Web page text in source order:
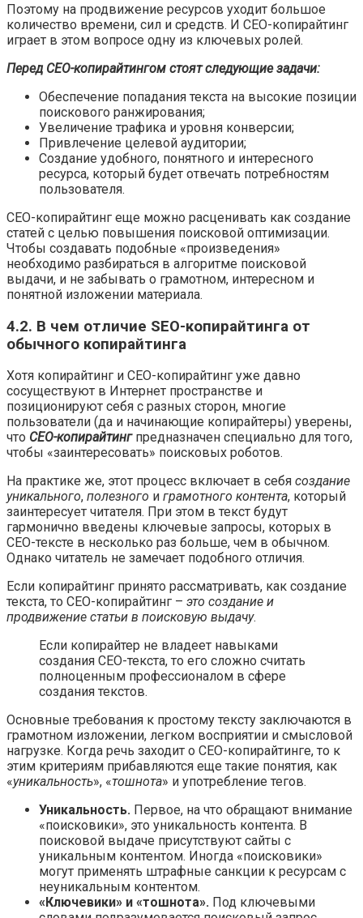
Поэтому на продвижение ресурсов уходит большое
количество времени, сил и средств. И СЕО-копирайтинг
играет в этом вопросе одну из ключевых ролей.
Перед СЕО-копирайтингом стоят следующие задачи:
Обеспечение попадания текста на высокие позиции
поискового ранжирования;
Увеличение трафика и уровня конверсии;
Привлечение целевой аудитории;
Создание удобного, понятного и интересного
ресурса, который будет отвечать потребностям
пользователя.
СЕО-копирайтинг еще можно расценивать как создание
статей с целью повышения поисковой оптимизации.
Чтобы создавать подобные «произведения»
необходимо разбираться в алгоритме поисковой
выдачи, и не забывать о грамотном, интересном и
понятной изложении материала.
4.2. В чем отличие SEO-копирайтинга от
обычного копирайтинга
Хотя копирайтинг и СЕО-копирайтинг уже давно
сосуществуют в Интернет пространстве и
позиционируют себя с разных сторон, многие
пользователи (да и начинающие копирайтеры) уверены,
что СЕО-копирайтингпредназначен специально для того,
чтобы «заинтересовать» поисковых роботов.
На практике же, этот процесс включает в себя создание
уникального, полезного и грамотного контента, который
заинтересует читателя. При этом в текст будут
гармонично введены ключевые запросы, которых в
СЕО-тексте в несколько раз больше, чем в обычном.
Однако читатель не замечает подобного отличия.
Если копирайтинг принято рассматривать, как создание
текста, то СЕО-копирайтинг – это создание и
продвижение статьи в поисковую выдачу.
Если копирайтер не владеет навыками
создания СЕО-текста, то его сложно считать
полноценным профессионалом в сфере
создания текстов.
Основные требования к простому тексту заключаются в
грамотном изложении, легком восприятии и смысловой
нагрузке. Когда речь заходит о СЕО-копирайтинге, то к
этим критериям прибавляются еще такие понятия, как
«уникальность», «тошнота» и употребление тегов.
Уникальность. Первое, на что обращают внимание
«поисковики», это уникальность контента. В
поисковой выдаче присутствуют сайты с
уникальным контентом. Иногда «поисковики»
могут применять штрафные санкции к ресурсам с
неуникальным контентом.
«Ключевики» и «тошнота». Под ключевыми